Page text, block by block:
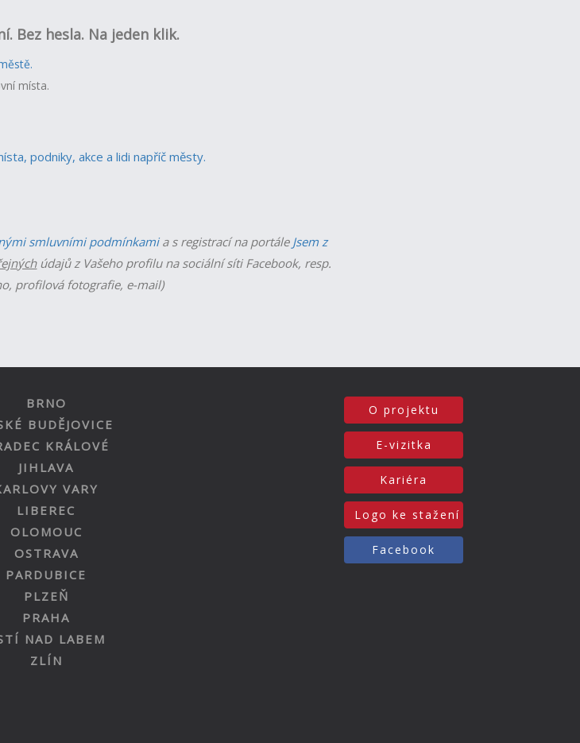
Bez hesla. Na jeden klik.
místa.
podniky, akce a lidi napříč městy.
smluvními podmínkamia s registrací na portále Jsem z
údajů z Vašeho profilu na sociální síti Facebook, resp.
profilová fotografie, e-mail)
BRNO
BUDĚJOVICE
KRÁLOVÉ
JIHLAVA
VARY
LIBEREC
OLOMOUC
OSTRAVA
PARDUBICE
PLZEŇ
PRAHA
NAD LABEM
ZLÍN
O projektu
E-vizitka
Kariéra
Logo ke stažení
Facebook